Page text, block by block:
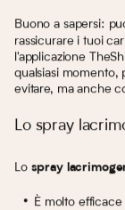
Buono a sapersi:
rassicurare i tuoi
l'applicazione
qualsiasi momento,
evitare, ma anche
Lo spray
Lospray
È molto efficace